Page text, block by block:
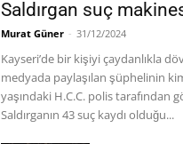
Saldırgan suç
Murat Güner - 31/12/2024
Kayseri’de bir kişiyi çaydanlıkla
medyada paylaşılan şüphelinin
yaşındaki H.C.C. polis tarafından
Saldırganın 43 suç kaydı olduğu...